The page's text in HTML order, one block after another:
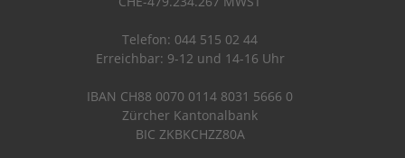
Telefon: 044 515 02 44
Erreichbar: 9-12 und 14-16 Uhr
IBAN CH88 0070 0114 8031 5666 0
Zürcher Kantonalbank
BIC ZKBKCHZZ80A